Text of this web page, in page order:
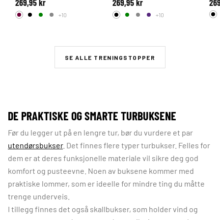
269,95 kr
+10
269,95 kr
+10
SE ALLE TRENINGSTOPPER
DE PRAKTISKE OG SMARTE TURBUKSENE
Før du legger ut på en lengre tur, bør du vurdere et par
utendørsbukser. Det finnes flere typer turbukser. Felles for
dem er at deres funksjonelle materiale vil sikre deg god
komfort og pusteevne. Noen av buksene kommer med
praktiske lommer, som er ideelle for mindre ting du måtte
trenge underveis.
I tillegg finnes det også skallbukser, som holder vind og